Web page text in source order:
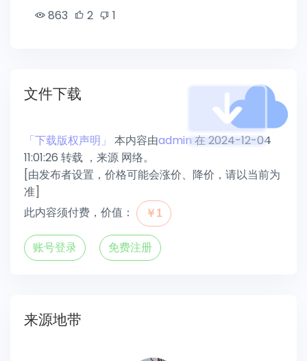
863 2 1
文件下载
「下载版权声明」 本内容由admin在 2024-12-04
11:01:26 转载 ，来源 网络。
[由发布者设置，价格可能会涨价、降价，请以当前为
准]
此内容须付费，价值：
￥1
账号登录 免费注册
来源地带